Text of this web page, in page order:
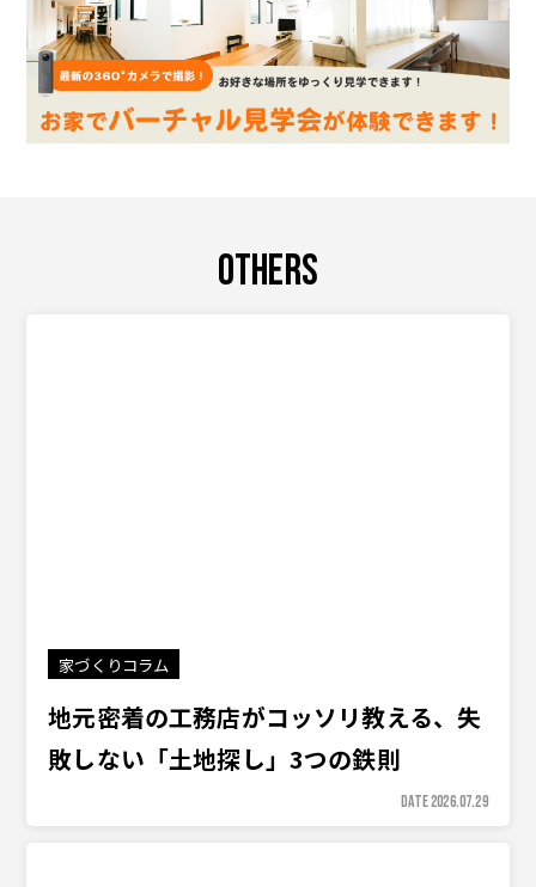
OTHERS
家づくりコラム
地元密着の工務店がコッソリ教える、失
敗しない「土地探し」3つの鉄則
DATE 2026.07.29